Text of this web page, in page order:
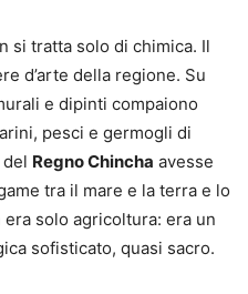
si tratta solo di chimica. Il
d’arte della regione. Su
e dipinti compaiono
pesci e germogli di
Regno Chincha avesse
tra il mare e la terra e lo
solo agricoltura: era un
sofisticato, quasi sacro.